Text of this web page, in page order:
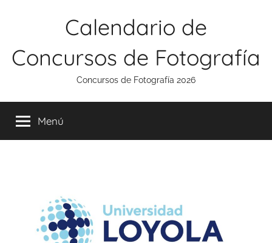
Calendario de
Concursos de Fotografía
Concursos de Fotografía 2026
Menú